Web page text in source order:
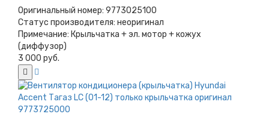
Оригинальный номер: 9773025100
Статус производителя: неоригинал
Примечание: Крыльчатка + эл. мотор + кожух
(диффузор)
3 000 руб.